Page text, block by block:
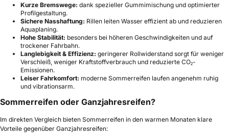
Kurze Bremswege: dank spezieller Gummimischung und optimierter
Profilgestaltung.
Sichere Nasshaftung: Rillen leiten Wasser effizient ab und reduzieren
Aquaplaning.
Hohe Stabilität: besonders bei höheren Geschwindigkeiten und auf
trockener Fahrbahn.
Langlebigkeit & Effizienz: geringerer Rollwiderstand sorgt für weniger
Verschleiß, weniger Kraftstoffverbrauch und reduzierte CO₂-
Emissionen.
Leiser Fahrkomfort: moderne Sommerreifen laufen angenehm ruhig
und vibrationsarm.
Sommerreifen oder Ganzjahresreifen?
Im direkten Vergleich bieten Sommerreifen in den warmen Monaten klare
Vorteile gegenüber Ganzjahresreifen: